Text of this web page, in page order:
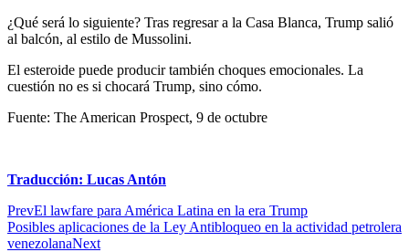
¿Qué será lo siguiente? Tras regresar a la Casa Blanca, Trump salió
al balcón, al estilo de Mussolini.
El esteroide puede producir también choques emocionales. La
cuestión no es si chocará Trump, sino cómo.
Fuente: The American Prospect, 9 de octubre
Traducción: Lucas Antón
PrevEl lawfare para América Latina en la era Trump
Posibles aplicaciones de la Ley Antibloqueo en la actividad petrolera
venezolanaNext